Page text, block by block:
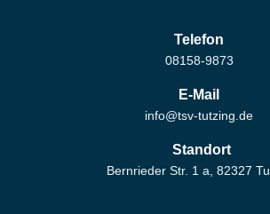
Telefon
08158-9873
E-Mail
info@tsv-tutzing.de
Standort
Bernrieder Str. 1 a, 82327